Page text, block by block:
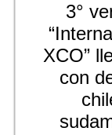
3°
XCO”
con